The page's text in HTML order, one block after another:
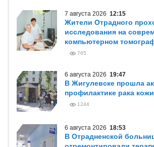
7 августа 2026 12:15
Жители Отрадного
исследования на
компьютерном
765
6 августа 2026 19:47
В Жигулевске прошла
профилактике рака кожи
1244
6 августа 2026 18:53
В Отрадненской